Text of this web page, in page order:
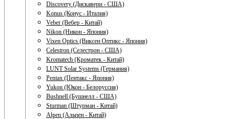
Discovery (Дискавери - США)
Konus (Конус - Италия)
Veber (Вебер - Китай)
Nikon (Никон - Япония)
Vixen Optics (Виксен Оптикс - Япония)
Celestron (Селестрон - США)
Kromatech (Кроматек - Китай)
LUNT Solar Systems (Германия)
Pentax (Пентакс - Япония)
Yukon (Юкон - Белоруссия)
Bushnell (Бушнелл - США)
Sturman (Штурман - Китай)
Alpen (Альпен - Китай)